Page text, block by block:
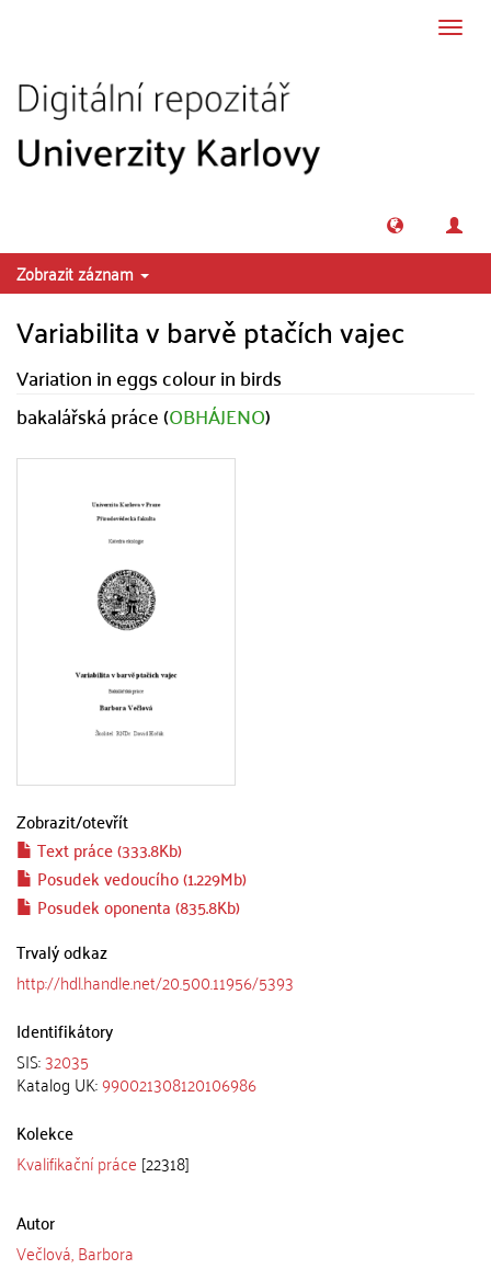
Zobrazit záznam
Variabilita v barvě ptačích vajec
Variation in eggs colour in birds
bakalářská práce (OBHÁJENO)
Zobrazit/otevřít
Text práce (333.8Kb)
Posudek vedoucího (1.229Mb)
Posudek oponenta (835.8Kb)
Trvalý odkaz
http://hdl.handle.net/20.500.11956/5393
Identifikátory
SIS:32035
Katalog UK:990021308120106986
Kolekce
Kvalifikační práce [22318]
Autor
Večlová, Barbora